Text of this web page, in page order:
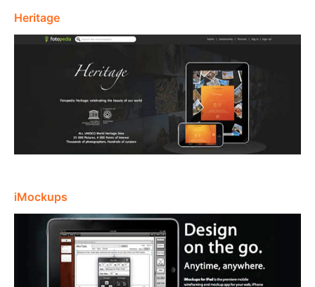
Heritage
iMockups